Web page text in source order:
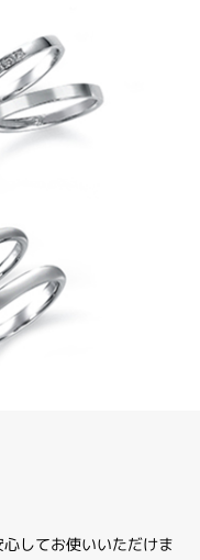
してお使いいただけま